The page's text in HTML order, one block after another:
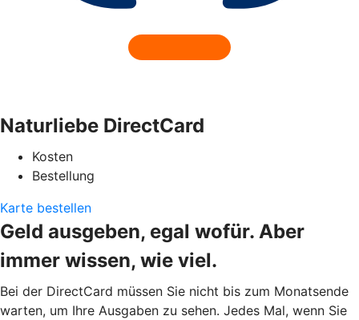
Naturliebe DirectCard
Kosten
Bestellung
Karte bestellen
Geld ausgeben, egal wofür. Aber
immer wissen, wie viel.
Bei der DirectCard müssen Sie nicht bis zum Monatsende
warten, um Ihre Ausgaben zu sehen. Jedes Mal, wenn Sie